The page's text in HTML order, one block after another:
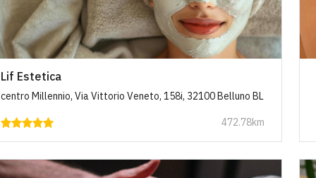
Lif Estetica
centro Millennio, Via Vittorio Veneto, 158i, 32100 Belluno BL
472.78km